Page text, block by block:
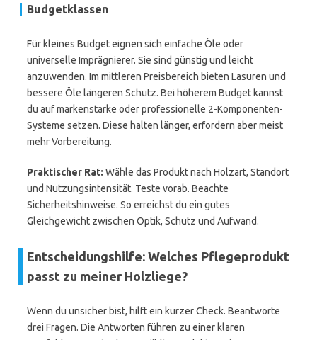
Budgetklassen
Für kleines Budget eignen sich einfache Öle oder
universelle Imprägnierer. Sie sind günstig und leicht
anzuwenden. Im mittleren Preisbereich bieten Lasuren und
bessere Öle längeren Schutz. Bei höherem Budget kannst
du auf markenstarke oder professionelle 2-Komponenten-
Systeme setzen. Diese halten länger, erfordern aber meist
mehr Vorbereitung.
Praktischer Rat: Wähle das Produkt nach Holzart, Standort
und Nutzungsintensität. Teste vorab. Beachte
Sicherheitshinweise. So erreichst du ein gutes
Gleichgewicht zwischen Optik, Schutz und Aufwand.
Entscheidungshilfe: Welches Pflegeprodukt
passt zu meiner Holzliege?
Wenn du unsicher bist, hilft ein kurzer Check. Beantworte
drei Fragen. Die Antworten führen zu einer klaren